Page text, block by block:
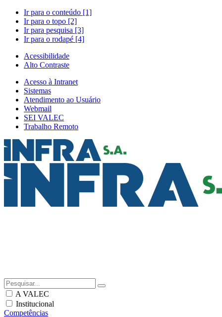
Ir para o conteúdo [1]
Ir para o topo [2]
Ir para pesquisa [3]
Ir para o rodapé [4]
Acessibilidade
Alto Contraste
Acesso à Intranet
Sistemas
Atendimento ao Usuário
Webmail
SEI VALEC
Trabalho Remoto
A VALEC
Institucional
Competências